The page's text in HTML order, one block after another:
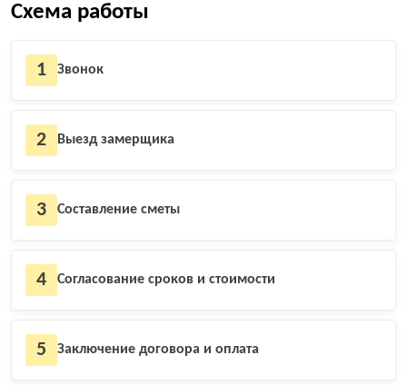
Схема работы
1 Звонок
2 Выезд замерщика
3 Составление сметы
4 Согласование сроков и стоимости
5 Заключение договора и оплата